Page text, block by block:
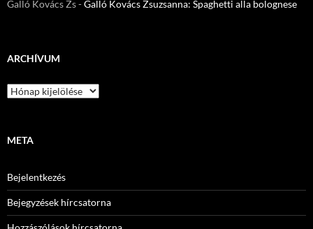
Galló Kovács Zs-Galló Kovács Zsuzsanna: Spaghetti alla bolognese
ARCHÍVUM
Archívum
META
Bejelentkezés
Bejegyzések hírcsatorna